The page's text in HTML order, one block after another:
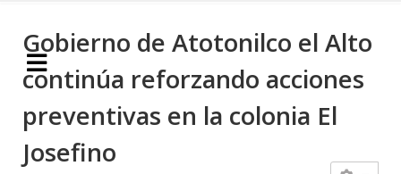
Gobierno de Atotonilco el Alto
continúa reforzando acciones
preventivas en la colonia El
Josefino